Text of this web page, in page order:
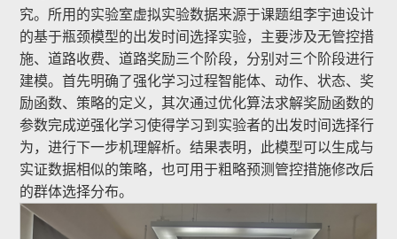
究。所用的实验室虚拟实验数据来源于课题组李宇迪设计
的基于瓶颈模型的出发时间选择实验，主要涉及无管控措
施、道路收费、道路奖励三个阶段，分别对三个阶段进行
建模。首先明确了强化学习过程智能体、动作、状态、奖
励函数、策略的定义，其次通过优化算法求解奖励函数的
参数完成逆强化学习使得学习到实验者的出发时间选择行
为，进行下一步机理解析。结果表明，此模型可以生成与
实证数据相似的策略，也可用于粗略预测管控措施修改后
的群体选择分布。